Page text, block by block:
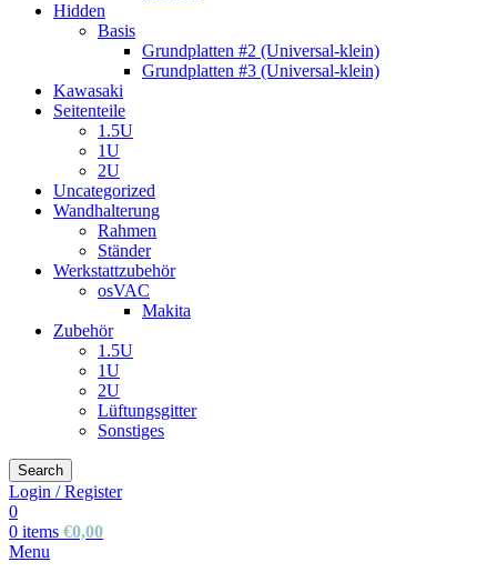
Hidden
Basis
Grundplatten #2 (Universal-klein)
Grundplatten #3 (Universal-klein)
Kawasaki
Seitenteile
1.5U
1U
2U
Uncategorized
Wandhalterung
Rahmen
Ständer
Werkstattzubehör
osVAC
Makita
Zubehör
1.5U
1U
2U
Lüftungsgitter
Sonstiges
Search
Login / Register
0
0 items €0,00
Menu